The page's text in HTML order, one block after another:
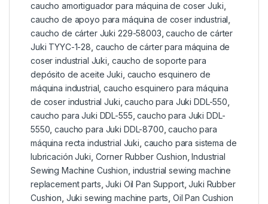
caucho amortiguador para máquina de coser Juki
caucho de apoyo para máquina de coser industrial
caucho de cárter Juki 229-58003 ,caucho de cárter
Juki TYYC-1-28 caucho de cárter para máquina de
coser industrial Juki caucho de soporte para
depósito de aceite Juki caucho esquinero de
máquina industrial ,caucho esquinero para máquina
de coser industrial Juki ,caucho para Juki DDL-550
caucho para Juki DDL-555 ,caucho para Juki DDL-
5550 ,caucho para Juki DDL-8700 ,caucho para
máquina recta industrial Juki caucho para sistema de
lubricación Juki Corner Rubber Cushion ,Industrial
Sewing Machine Cushion industrial sewing machine
replacement parts ,Juki Oil Pan Support,Juki Rubber
Cushion Juki sewing machine parts Oil Pan Cushion